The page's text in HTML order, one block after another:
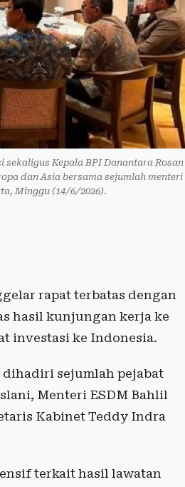
Kepala BPI Danantara Rosan
dan Asia bersama sejumlah menteri
Minggu (14/6/2026).
rapat terbatas dengan
hasil kunjungan kerja ke
investasi ke Indonesia.
sejumlah pejabat
Menteri ESDM Bahlil
Kabinet Teddy Indra
terkait hasil lawatan